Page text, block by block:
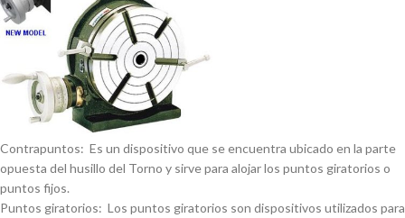
Contrapuntos: Es un dispositivo que se encuentra ubicado en la parte
opuesta del husillo del Torno y sirve para alojar los puntos giratorios o
puntos fijos.
Puntos giratorios: Los puntos giratorios son dispositivos utilizados para